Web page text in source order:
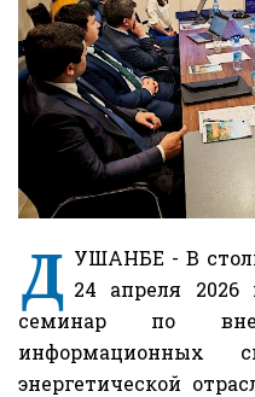
Д УШАНБЕ - В
24 апреля
семинар по
информационных
энергетической